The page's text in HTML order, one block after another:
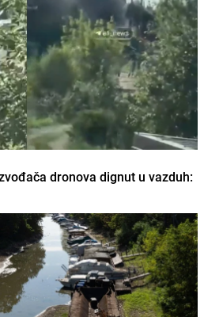
dronova dignut u vazduh: